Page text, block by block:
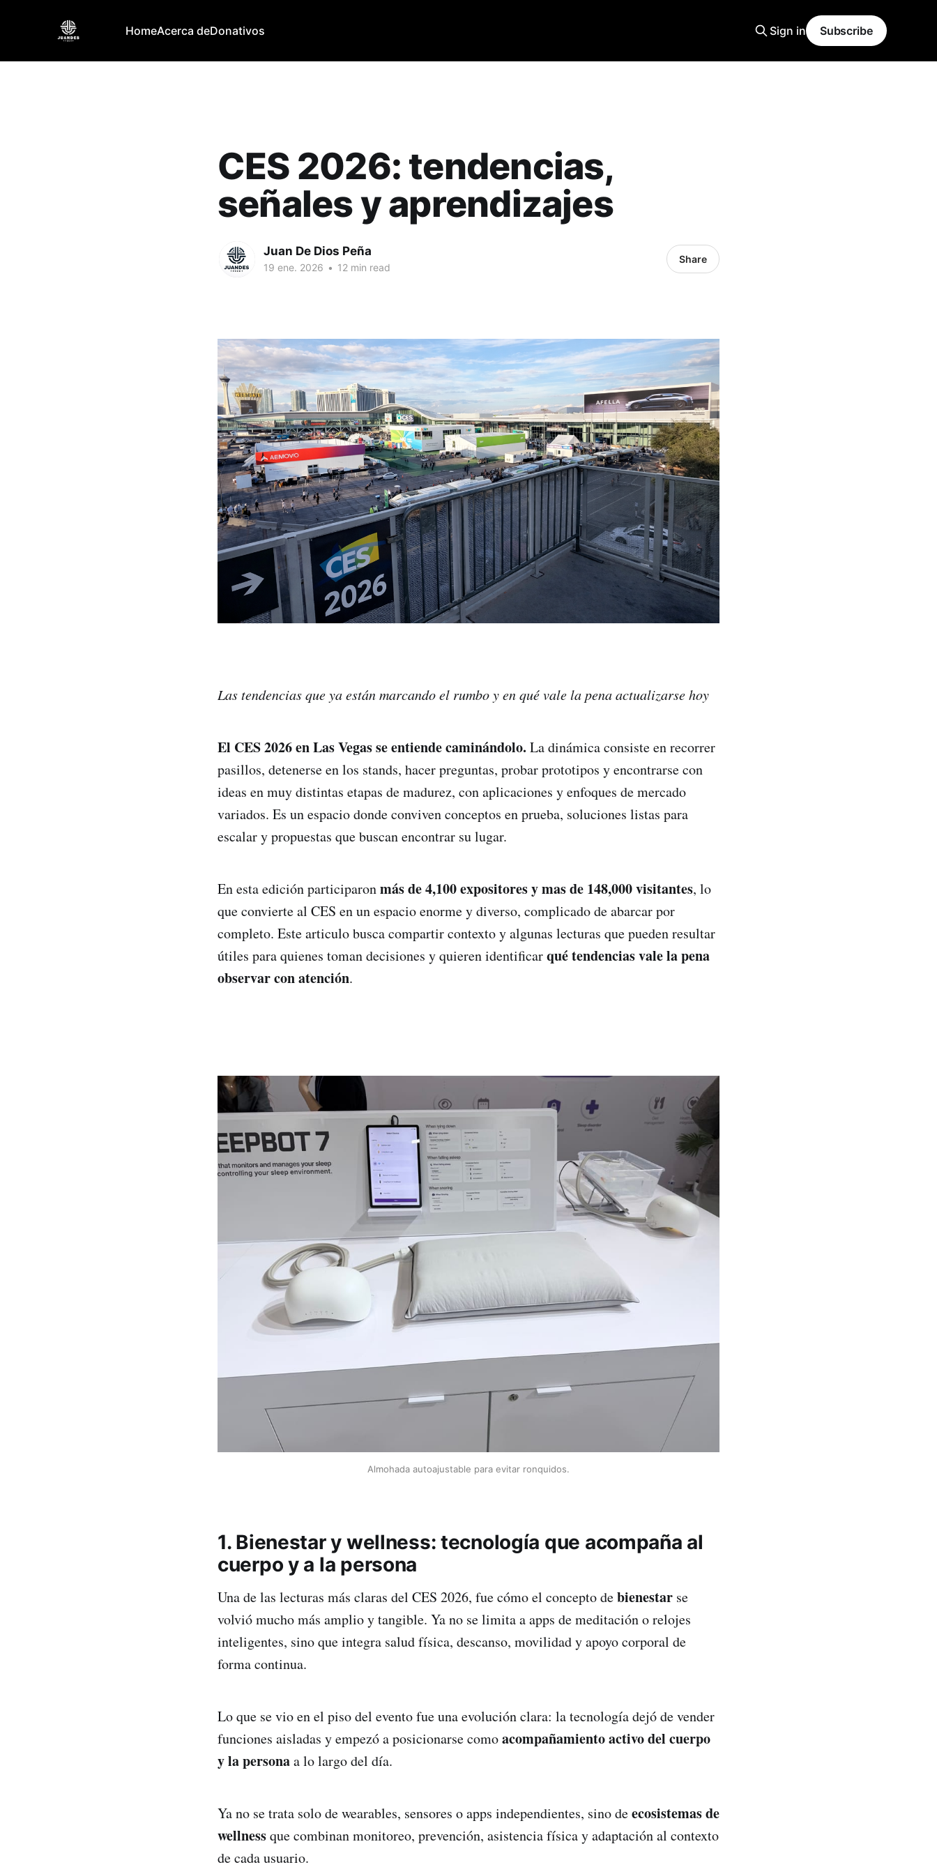
HomeAcerca deDonativos Sign in Subscribe
CES 2026: tendencias,
señales y aprendizajes
Juan De Dios Peña
19 ene. 2026 • 12 min read
Share
Las tendencias que ya están marcando el rumbo y en qué vale la pena actualizarse hoy
El CES 2026 en Las Vegas se entiende caminándolo. La dinámica consiste en recorrer
pasillos, detenerse en los stands, hacer preguntas, probar prototipos y encontrarse con
ideas en muy distintas etapas de madurez, con aplicaciones y enfoques de mercado
variados. Es un espacio donde conviven conceptos en prueba, soluciones listas para
escalar y propuestas que buscan encontrar su lugar.
En esta edición participaronmás de 4,100 expositores y mas de 148,000 visitantes, lo
que convierte al CES en un espacio enorme y diverso, complicado de abarcar por
completo. Este articulo busca compartir contexto y algunas lecturas que pueden resultar
útiles para quienes toman decisiones y quieren identificarqué tendencias vale la pena
observar con atención.
Almohada autoajustable para evitar ronquidos.
1. Bienestar y wellness: tecnología que acompaña al
cuerpo y a la persona
Una de las lecturas más claras del CES 2026, fue cómo el concepto debienestar se
volvió mucho más amplio y tangible. Ya no se limita a apps de meditación o relojes
inteligentes, sino que integra salud física, descanso, movilidad y apoyo corporal de
forma continua.
Lo que se vio en el piso del evento fue una evolución clara: la tecnología dejó de vender
funciones aisladas y empezó a posicionarse comoacompañamiento activo del cuerpo
y la personaa lo largo del día.
Ya no se trata solo de wearables, sensores o apps independientes, sino deecosistemas de
wellnessque combinan monitoreo, prevención, asistencia física y adaptación al contexto
de cada usuario.